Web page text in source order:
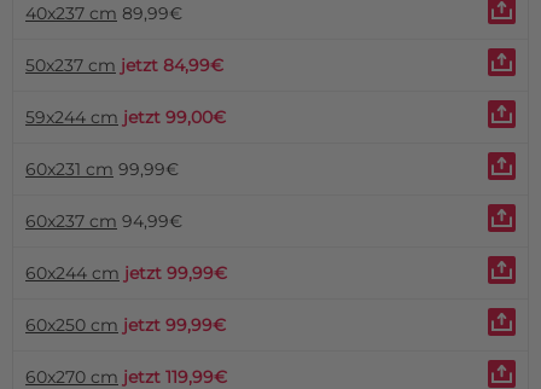
40x237 cm 89,99€
50x237 cm jetzt 84,99€
59x244 cm jetzt 99,00€
60x231 cm 99,99€
60x237 cm 94,99€
60x244 cm jetzt 99,99€
60x250 cm jetzt 99,99€
60x270 cm jetzt 119,99€